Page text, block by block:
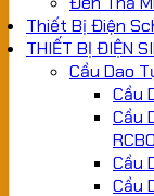
Thiết Bị Điện
THIẾT BỊ ĐIỆN
Cầu Dao
Cầu
Cầu
RCBO
Cầu
Cầu